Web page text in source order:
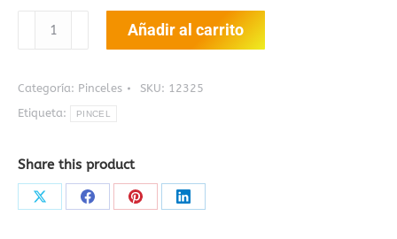
PINCEL
PLANO
Y
Añadir al carrito
Categoría: Pinceles SKU: 12325
Etiqueta:
PINCEL
Share this product
Share Share Share Share